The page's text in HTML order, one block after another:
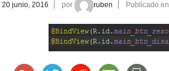
20 junio, 2016 por ruben Publicado en